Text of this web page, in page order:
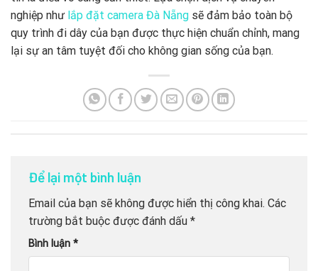
nghiệp như lắp đặt camera Đà Nẵng sẽ đảm bảo toàn bộ
quy trình đi dây của bạn được thực hiện chuẩn chỉnh, mang
lại sự an tâm tuyệt đối cho không gian sống của bạn.
Để lại một bình luận
Email của bạn sẽ không được hiển thị công khai. Các
trường bắt buộc được đánh dấu *
Bình luận *